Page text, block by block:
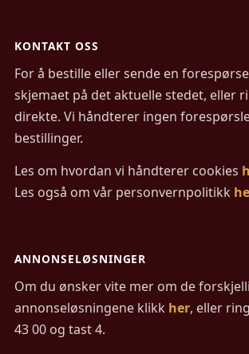
KONTAKT OSS
For å bestille eller sende en
skjemaet på det aktuelle stedet, eller
direkte. Vi håndterer ingen
bestillinger.
Les om hvordan vi håndterer cookies
Les også om vår personvernpolitikk
ANNONSELØSNINGER
Om du ønsker vite mer om de
annonseløsningene klikk her, eller
43 00 og tast 4.